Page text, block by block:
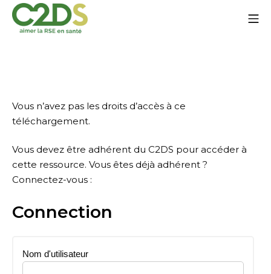
Aller
contenu
Vous n’avez pas les droits d’accès à ce
téléchargement.
Vous devez être adhérent du C2DS pour accéder à
cette ressource. Vous êtes déjà adhérent ?
Connectez-vous :
Connection
Nom d'utilisateur